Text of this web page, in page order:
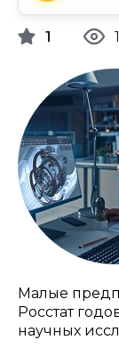
1
Малые
Росстат
научных